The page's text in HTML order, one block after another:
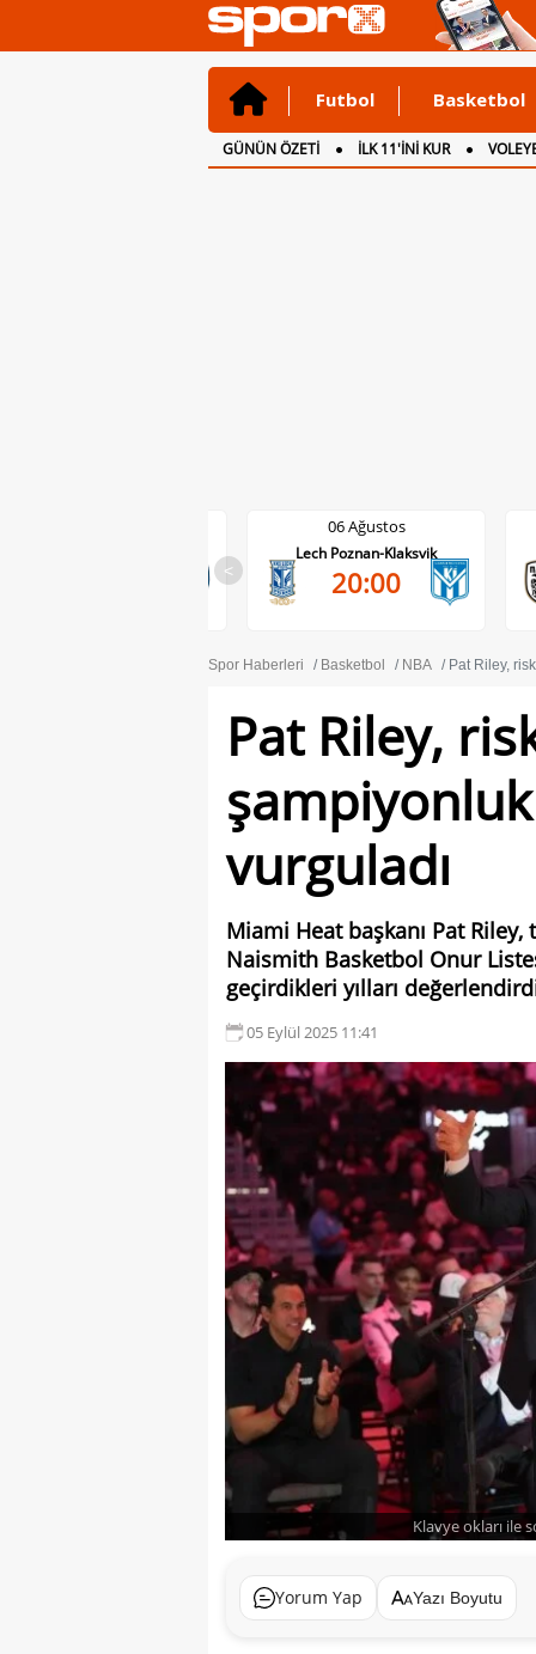
Futbol Basketbol
GÜNÜN ÖZETİ İLK 11'İNİ KUR
CANLI ANLATIM
İNGİLTERE
<
06 Ağustos
PAOK-Anderlecht
20:45
Spor Haberleri Basketbol NBA Pat Riley,
Pat Riley,
vurguladı
Miami Heat başkanı Pat
Naismith Basketbol Onur
geçirdikleri yılları
05 Eylül 2025 11:41
Klavye okları ile
Yorum Yap Yazı Boyutu